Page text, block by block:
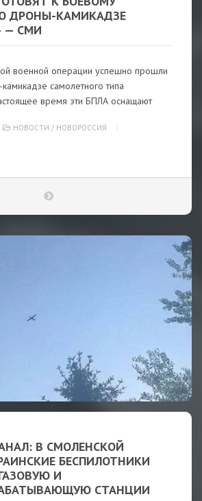
ДРОНЫ-КАМИКАДЗЕ
— СМИ
военной операции успешно прошли
самолетного типа
время эти БПЛА оснащают
НОВОСТИ / НОВОРОССИЯ
В СМОЛЕНСКОЙ
БЕСПИЛОТНИКИ
И
СТАНЦИИ